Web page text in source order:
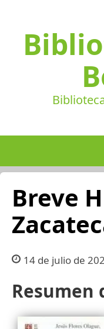
Breve
14 de julio de
Resumen